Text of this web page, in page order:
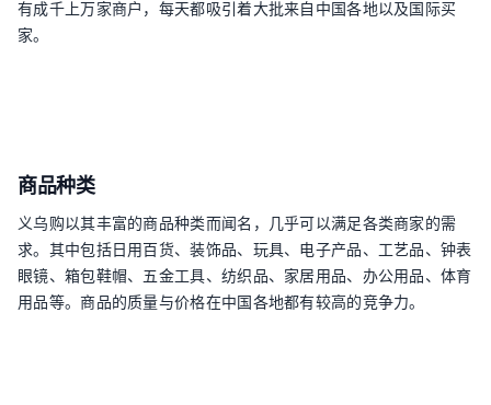
有成千上万家商户，每天都吸引着大批来自中国各地以及国际买
家。
商品种类
义乌购以其丰富的商品种类而闻名，几乎可以满足各类商家的需
求。其中包括日用百货、装饰品、玩具、电子产品、工艺品、钟表
眼镜、箱包鞋帽、五金工具、纺织品、家居用品、办公用品、体育
用品等。商品的质量与价格在中国各地都有较高的竞争力。